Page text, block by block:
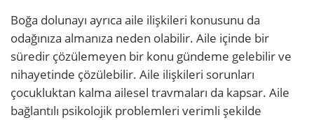
Boğa dolunayı ayrıca aile ilişkileri konusunu da
odağınıza almanıza neden olabilir. Aile içinde bir
süredir çözülemeyen bir konu gündeme gelebilir ve
nihayetinde çözülebilir. Aile ilişkileri sorunları
çocukluktan kalma ailesel travmaları da kapsar. Aile
bağlantılı psikolojik problemleri verimli şekilde